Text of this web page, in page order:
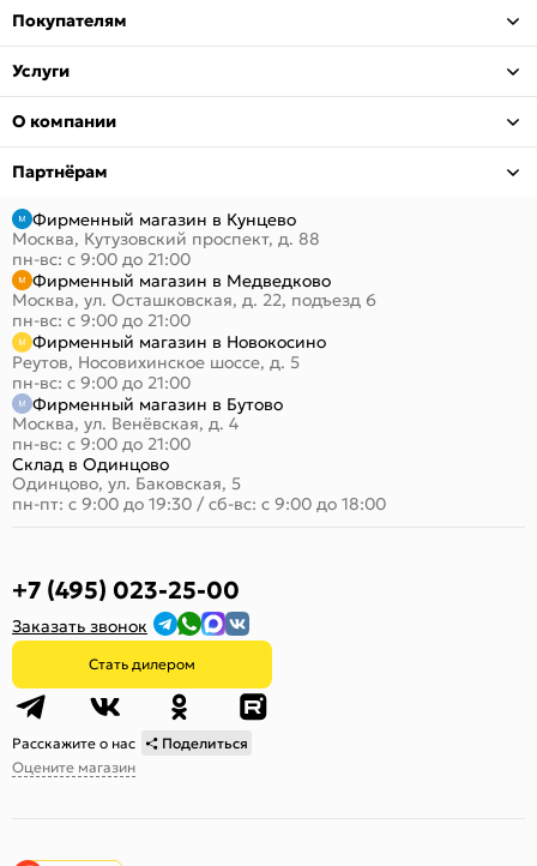
Покупателям
Услуги
О компании
Партнёрам
Фирменный магазин в Кунцево
Москва, Кутузовский проспект, д. 88
пн-вс: с 9:00 до 21:00
Фирменный магазин в Медведково
Москва, ул. Осташковская, д. 22, подъезд 6
пн-вс: с 9:00 до 21:00
Фирменный магазин в Новокосино
Реутов, Носовихинское шоссе, д. 5
пн-вс: с 9:00 до 21:00
Фирменный магазин в Бутово
Москва, ул. Венёвская, д. 4
пн-вс: с 9:00 до 21:00
Склад в Одинцово
Одинцово, ул. Баковская, 5
пн-пт: с 9:00 до 19:30 / сб-вс: с 9:00 до 18:00
+7 (495) 023-25-00
Заказать звонок
Стать дилером
Расскажите о нас
Поделиться
Оцените магазин